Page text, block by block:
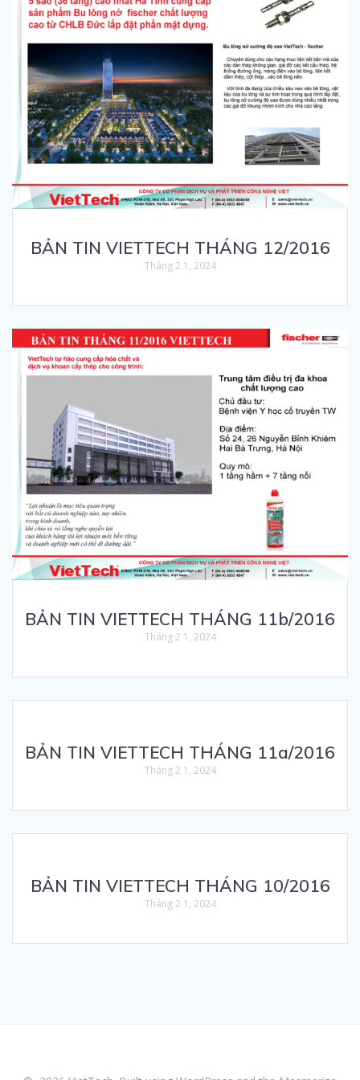
BẢN TIN VIETTECH THÁNG 12/2016
Tháng 2 1, 2024
BẢN TIN VIETTECH THÁNG 11b/2016
Tháng 2 1, 2024
BẢN TIN VIETTECH THÁNG 11a/2016
Tháng 2 1, 2024
BẢN TIN VIETTECH THÁNG 10/2016
Tháng 2 1, 2024